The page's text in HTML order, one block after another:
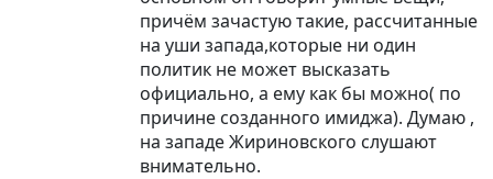
причём зачастую такие, рассчитанные
на уши запада,которые ни один
политик не может высказать
официально, а ему как бы можно( по
причине созданного имиджа). Думаю ,
на западе Жириновского слушают
внимательно.